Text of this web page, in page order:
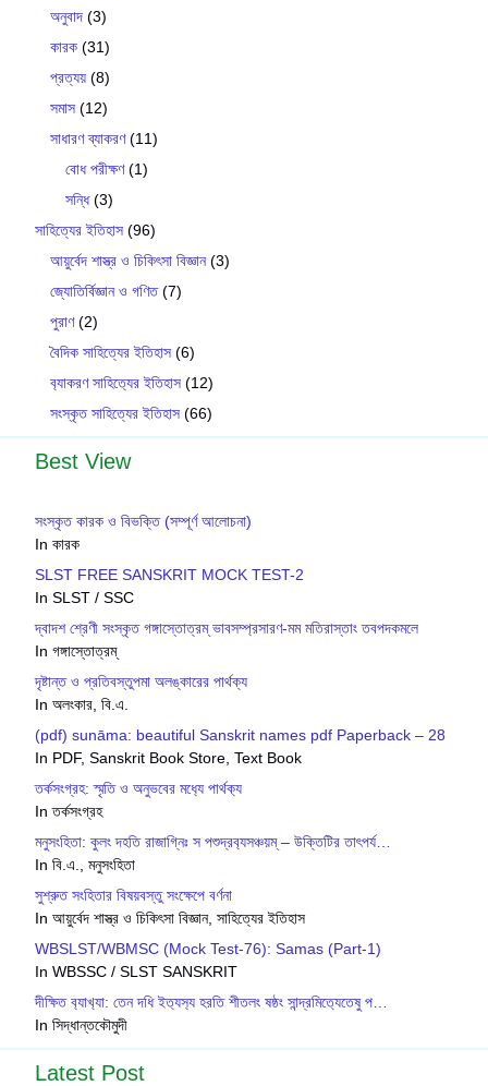
অনুবাদ (3)
কারক (31)
প্রত্যয় (8)
সমাস (12)
সাধারণ ব্যাকরণ(11)
বোধ পরীক্ষণ(1)
সন্ধি(3)
সাহিত্যের ইতিহাস (96)
আয়ুর্বেদ শাস্ত্র ও চিকিৎসা বিজ্ঞান(3)
জ্যোতির্বিজ্ঞান ও গণিত(7)
পুরাণ(2)
বৈদিক সাহিত্যের ইতিহাস (6)
ব‍্যাকরণ সাহিত‍্যের ইতিহাস (12)
সংস্কৃত সাহিত্যের ইতিহাস (66)
Best View
সংস্কৃত কারক ও বিভক্তি (সম্পূর্ণ আলোচনা)
In কারক
SLST FREE SANSKRIT MOCK TEST-2
In SLST / SSC
দ্বাদশ শ্রেণী সংস্কৃত গঙ্গাস্তোত্রম্ ভাবসম্প্রসারণ-মম মতিরাস্তাং তবপদকমলে
In গঙ্গাস্তোত্রম্
দৃষ্টান্ত ও প্রতিবস্তুপমা অলঙ্কারের পার্থক্য
In অলংকার, বি.এ.
(pdf) sunāma: beautiful Sanskrit names pdf Paperback – 28
In PDF, Sanskrit Book Store, Text Book
তর্কসংগ্রহ: স্মৃতি ও অনুভবের মধ‍্যে পার্থক‍্য
In তর্কসংগ্রহ
মনুসংহিতা: কুলং দহতি রাজাগ্নিঃ স পশুদ্রব‍্যসঞ্চয়ম্ – উক্তিটির তাৎপর্য…
In বি.এ., মনুসংহিতা
সুশ্রুত সংহিতার বিষয়বস্তু সংক্ষেপে বর্ণনা
In আয়ুর্বেদ শাস্ত্র ও চিকিৎসা বিজ্ঞান, সাহিত্যের ইতিহাস
WBSLST/WBMSC (Mock Test-76): Samas (Part-1)
In WBSSC / SLST SANSKRIT
দীক্ষিত ব‍্যাখ‍্যা: তেন দধি ইত‍্যস‍্য হরতি শীতলং ষষ্ঠং সান্দ্রমিত‍্যেতেষু প…
In সিদ্ধান্তকৌমুদী
Latest Post